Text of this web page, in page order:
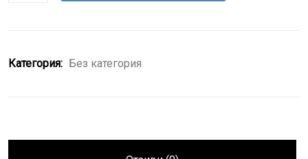
Категория: Без категория